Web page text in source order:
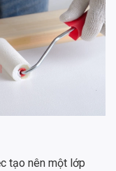
tạo nên một lớp